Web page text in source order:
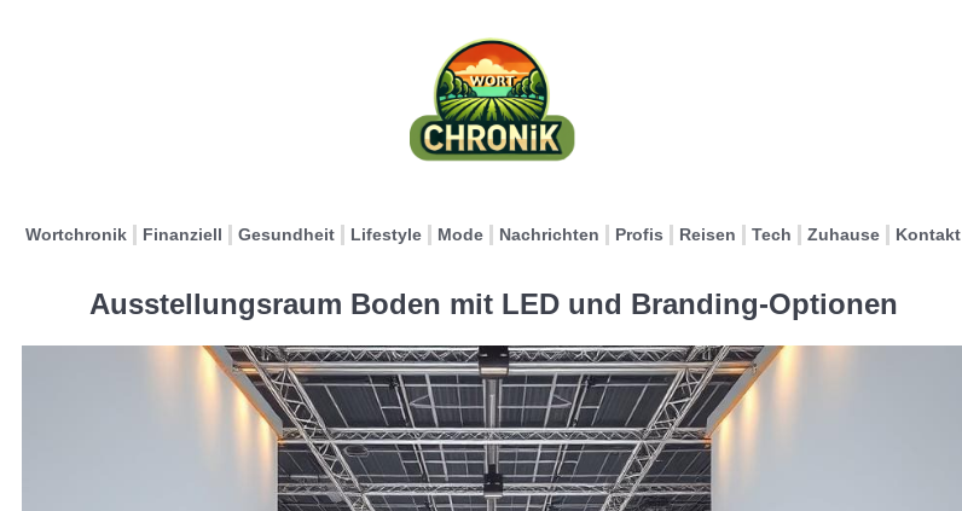
Wortchronik Finanziell Gesundheit Lifestyle Mode Nachrichten Profis Reisen Tech Zuhause Kontakt
Ausstellungsraum Boden mit LED und Branding-Optionen